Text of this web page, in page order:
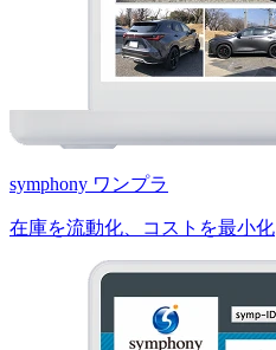
symphony ワンプラ
在庫を流動化、コストを最小化